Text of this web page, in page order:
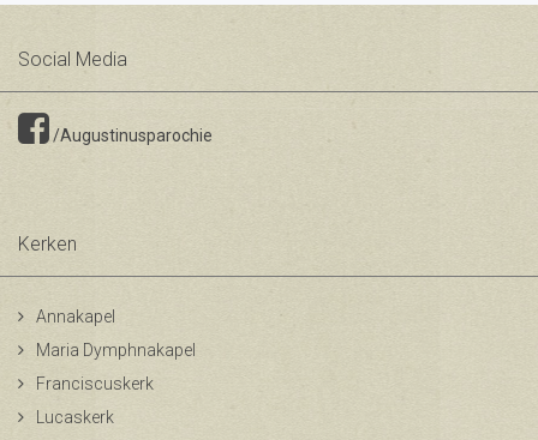
Social Media
/Augustinusparochie
Kerken
Annakapel
Maria Dymphnakapel
Franciscuskerk
Lucaskerk